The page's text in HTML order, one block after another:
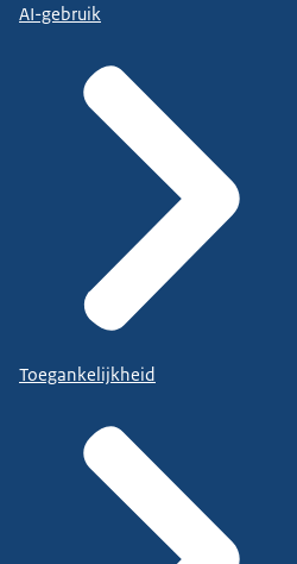
AI-gebruik
Toegankelijkheid